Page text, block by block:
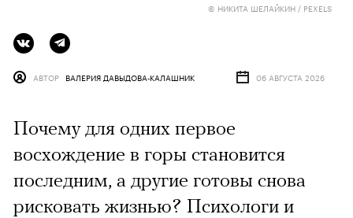
© НИКИТА ШЕЛАЙКИН / PEXELS
АВТОР ВАЛЕРИЯ ДАВЫДОВА-КАЛАШНИК 06 АВГУСТА 2026
Почему для одних первое
восхождение в горы становится
последним, а другие готовы снова
рисковать жизнью? Психологи и